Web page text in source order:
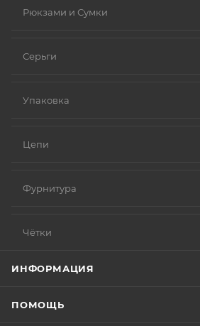
Рюкзами и Сумки
Серьги
Упаковка
Цепи
Фурнитура
Чётки
ИНФОРМАЦИЯ
ПОМОЩЬ